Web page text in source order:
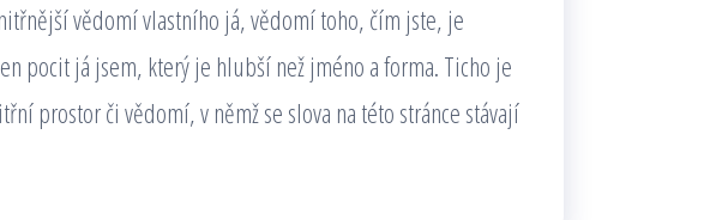
vědomí vlastního já, vědomí toho, čím jste, je
pocit já jsem, který je hlubší než jméno a forma. Ticho je
prostor či vědomí, v němž se slova na této stránce stávají